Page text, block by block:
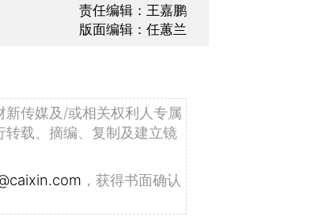
责任编辑：王嘉鹏
版面编辑：任蕙兰
传媒及/或相关权利人专属
转载、摘编、复制及建立镜
，获得书面确认